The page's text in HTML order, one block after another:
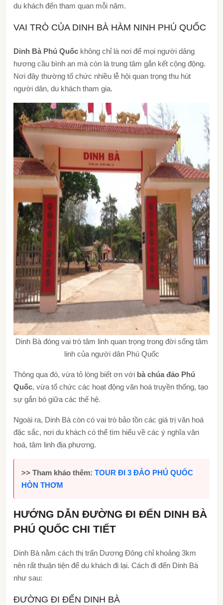
du khách đến tham quan mỗi năm.
VAI TRÒ CỦA DINH BÀ HÀM NINH PHÚ QUỐC
Dinh Bà Phú Quốc không chỉ là nơi để mọi người dâng
hương cầu bình an mà còn là trung tâm gắn kết cộng động.
Nơi đây thường tổ chức nhiều lễ hội quan trọng thu hút
người dân, du khách tham gia.
Dinh Bà đóng vai trò tâm linh quan trọng trong đời sống tâm
linh của người dân Phú Quốc
Thông qua đó, vừa tỏ lòng biết ơn với bà chúa đảo Phú
Quốc, vừa tổ chức các hoạt động văn hoá truyền thống, tạo
sự gắn bó giữa các thế hệ.
Ngoài ra, Dinh Bà còn có vai trò bảo tồn các giá trị văn hoá
đặc sắc, nơi du khách có thể tìm hiểu về các ý nghĩa văn
hoá, tâm linh địa phương.
>> Tham khảo thêm: TOUR ĐI 3 ĐẢO PHÚ QUỐC
HÒN THƠM
HƯỚNG DẪN ĐƯỜNG ĐI ĐẾN DINH BÀ
PHÚ QUỐC CHI TIẾT
Dinh Bà nằm cách thị trấn Dương Đông chỉ khoảng 3km
nên rất thuận tiện để du khách đi lại. Cách đi đến Dinh Bà
như sau:
ĐƯỜNG ĐI ĐẾN DINH BÀ